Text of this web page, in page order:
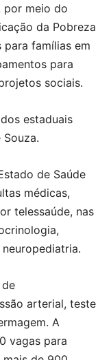
por meio do
da Pobreza
para famílias em
para
sociais.
estaduais
Souza.
de Saúde
médicas,
telessaúde, nas
arterial, teste
A
vagas para